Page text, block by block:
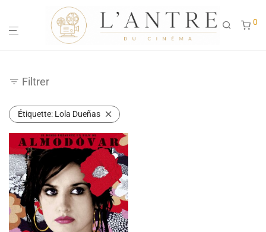
0
Filtrer
Étiquette: Lola Dueñas